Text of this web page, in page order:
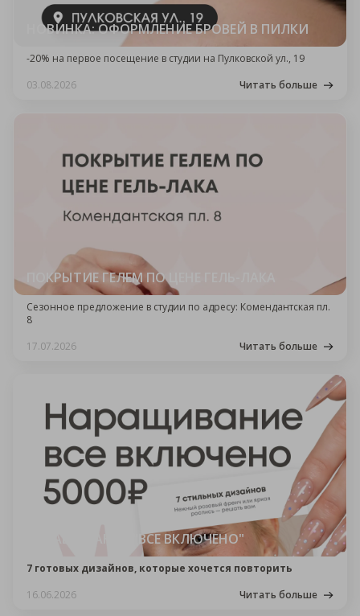
НОВИНКА: ОФОРМЛЕНИЕ БРОВЕЙ В ПИЛКИ
-20% на первое посещение в студии на Пулковской ул., 19
03.08.2026
Читать больше
ПОКРЫТИЕ ГЕЛЕМ ПО ЦЕНЕ ГЕЛЬ-ЛАКА
Сезонное предложение в студии по адресу: Комендантская пл.
8
17.07.2026
Читать больше
НАРАЩИВАНИЕ "ВСЕ ВКЛЮЧЕНО"
7 готовых дизайнов, которые хочется повторить
16.06.2026
Читать больше